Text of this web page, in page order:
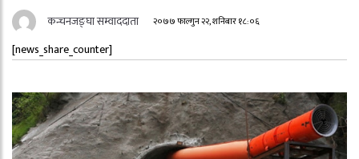
कन्चनजङ्घा सम्वाददाता २०७७ फाल्गुन २२, शनिबार १८:०६
[news_share_counter]